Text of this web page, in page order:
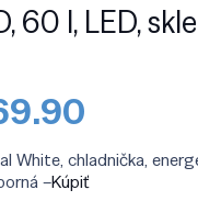
60 l, LED,
je:
White, chladnička,
–Kúpiť